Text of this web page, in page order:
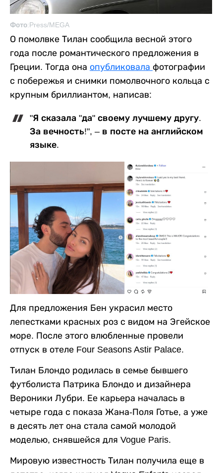
Фото:Press/MEGA
О помолвке Тилан сообщила весной этого
года после романтического предложения в
Греции. Тогда она опубликовала фотографии
с побережья и снимки помолвочного кольца с
крупным бриллиантом, написав:
"Я сказала "да" своему лучшему другу.
За вечность!", – в посте на английском
языке.
Для предложения Бен украсил место
лепестками красных роз с видом на Эгейское
море. После этого влюбленные провели
отпуск в отеле Four Seasons Astir Palace.
Тилан Блондо родилась в семье бывшего
футболиста Патрика Блондо и дизайнера
Вероники Лубри. Ее карьера началась в
четыре года с показа Жана-Поля Готье, а уже
в десять лет она стала самой молодой
моделью, снявшейся для Vogue Paris.
Мировую известность Тилан получила еще в